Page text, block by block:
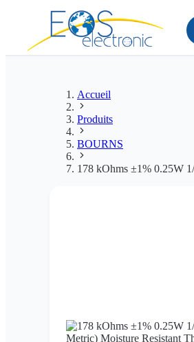
Accueil
Produits
BOURNS
178 kOhms ±1% 0.25W